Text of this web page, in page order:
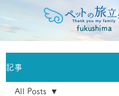
fukushima
記事
All Posts